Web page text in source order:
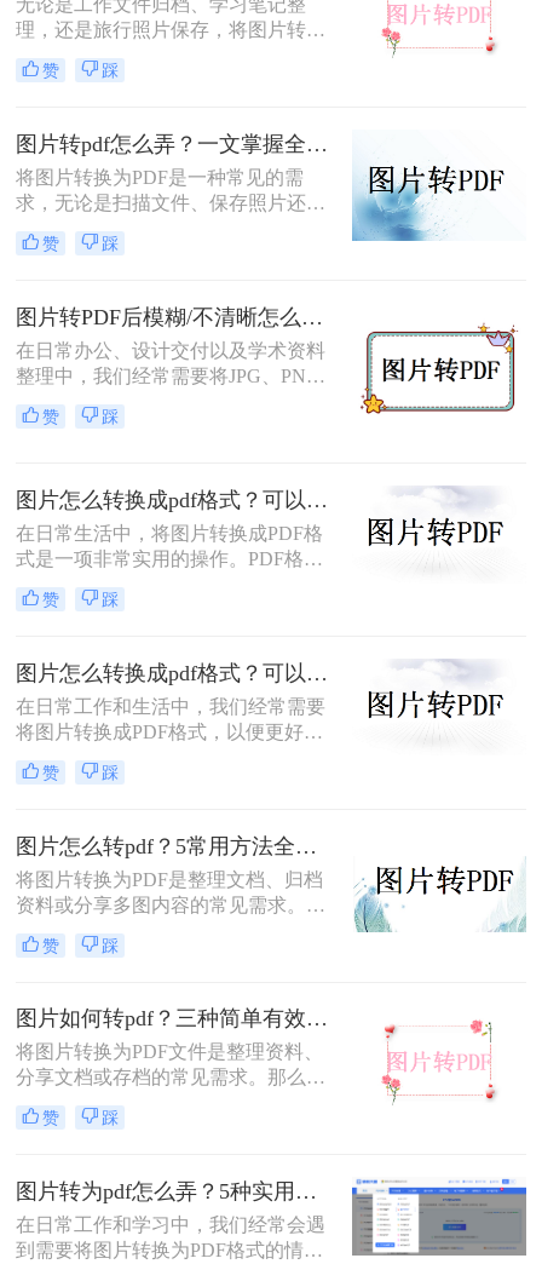
无论是工作文件归档、学习笔记整
理，还是旅行照片保存，将图片转换
为PDF都能让内容更规范、更易分
享。那么如何图片转pdf呢？本文提供
5种常用方法，3分钟即可学会！
赞 踩
图片转pdf怎么弄？一文掌握全平台方法！
将图片转换为PDF是一种常见的需
求，无论是扫描文件、保存照片还是
整理资料，PDF格式都能更好地保证
内容的完整性和兼容性。那么图片转
机、在线工具等多种转换方法，总有
一种适合你！
赞 踩
图片转PDF后模糊/不清晰怎么办？三种有效方法帮你解决！
在日常办公、设计交付以及学术资料
整理中，我们经常需要将JPG、PNG
等格式的图片合并转换为PDF文档。
然而，许多用户都遇到过这样一个令
变得模糊、边缘出现锯齿，甚至无法
进行高质量的打印。面对图片转PDF
后模糊/不清晰怎么办这一难题，很多
赞 踩
图片怎么转换成pdf格式？可以尝试这三种方法！
在日常生活中，将图片转换成PDF格
式是一项非常实用的操作。PDF格式
因其跨平台兼容性、格式固定性和易
于分享打印等特点，被广泛应用于各
怎么转换成pdf格式呢？本文将介绍三
种将图片转换成PDF格式的方法。
赞 踩
图片怎么转换成pdf格式？可以试试这4个转换方法！
在日常工作和生活中，我们经常需要
将图片转换成PDF格式，以便更好地
分享、保存或打印。那么图片怎么转
换成pdf格式呢？本文将介绍四种将图
赞 踩
图片怎么转pdf？5常用方法全攻略！
将图片转换为PDF是整理文档、归档
资料或分享多图内容的常见需求。那
么图片怎么转pdf呢？本文系统梳理5
类主流方法，助你快速实现图片转
赞 踩
图片如何转pdf？三种简单有效的方法分享！
将图片转换为PDF文件是整理资料、
分享文档或存档的常见需求。那么图
片如何转pdf呢？本文将介绍三种简单
有效的方法，助您快速完成转换。
赞 踩
图片转为pdf怎么弄？5种实用转换方法详解！
在日常工作和学习中，我们经常会遇
到需要将图片转换为PDF格式的情